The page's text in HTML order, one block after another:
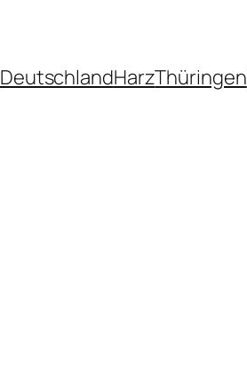
DeutschlandHarzThüringen